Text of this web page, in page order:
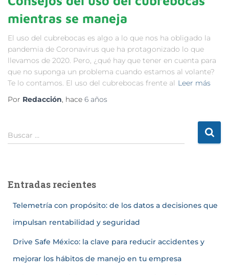
mientras se maneja
El uso del cubrebocas es algo a lo que nos ha obligado la
pandemia de Coronavirus que ha protagonizado lo que
llevamos de 2020. Pero, ¿qué hay que tener en cuenta para
que no suponga un problema cuando estamos al volante?
Te lo contamos. El uso del cubrebocas frente al Leer más
Por Redacción, hace 6 años
Buscar …
Entradas recientes
Telemetría con propósito: de los datos a decisiones que
impulsan rentabilidad y seguridad
Drive Safe México: la clave para reducir accidentes y
mejorar los hábitos de manejo en tu empresa